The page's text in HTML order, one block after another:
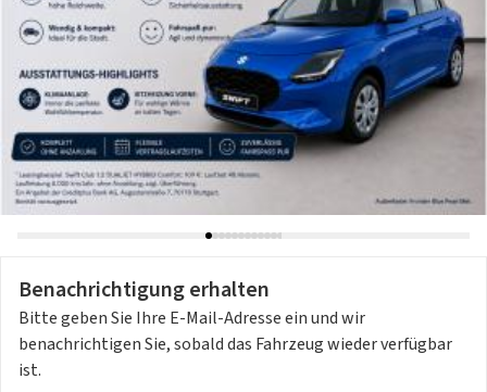
Benachrichtigung erhalten
Bitte geben Sie Ihre E-Mail-Adresse ein und wir
benachrichtigen Sie, sobald das Fahrzeug wieder verfügbar
ist.